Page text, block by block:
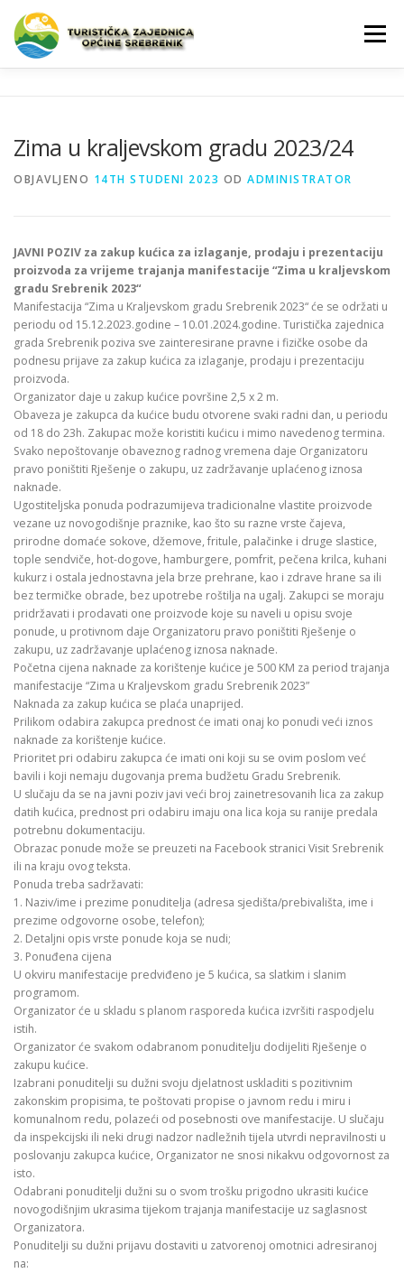
Preskoči na sadržaj
Izbornik
Zima u kraljevskom gradu 2023/24
OBJAVLJENO 14TH STUDENI 2023 OD ADMINISTRATOR
JAVNI POZIV za zakup kućica za izlaganje, prodaju i prezentaciju
proizvoda za vrijeme trajanja manifestacije “Zima u kraljevskom
gradu Srebrenik 2023“
Manifestacija “Zima u Kraljevskom gradu Srebrenik 2023“ će se održati u
periodu od 15.12.2023.godine – 10.01.2024.godine. Turistička zajednica
grada Srebrenik poziva sve zainteresirane pravne i fizičke osobe da
podnesu prijave za zakup kućica za izlaganje, prodaju i prezentaciju
proizvoda.
Organizator daje u zakup kućice površine 2,5 x 2 m.
Obaveza je zakupca da kućice budu otvorene svaki radni dan, u periodu
od 18 do 23h. Zakupac može koristiti kućicu i mimo navedenog termina.
Svako nepoštovanje obaveznog radnog vremena daje Organizatoru
pravo poništiti Rješenje o zakupu, uz zadržavanje uplaćenog iznosa
naknade.
Ugostiteljska ponuda podrazumijeva tradicionalne vlastite proizvode
vezane uz novogodišnje praznike, kao što su razne vrste čajeva,
prirodne domaće sokove, džemove, fritule, palačinke i druge slastice,
tople sendviče, hot-dogove, hamburgere, pomfrit, pečena krilca, kuhani
kukurz i ostala jednostavna jela brze prehrane, kao i zdrave hrane sa ili
bez termičke obrade, bez upotrebe roštilja na ugalj. Zakupci se moraju
pridržavati i prodavati one proizvode koje su naveli u opisu svoje
ponude, u protivnom daje Organizatoru pravo poništiti Rješenje o
zakupu, uz zadržavanje uplaćenog iznosa naknade.
Početna cijena naknade za korištenje kućice je 500 KM za period trajanja
manifestacije “Zima u Kraljevskom gradu Srebrenik 2023”
Naknada za zakup kućica se plaća unaprijed.
Prilikom odabira zakupca prednost će imati onaj ko ponudi veći iznos
naknade za korištenje kućice.
Prioritet pri odabiru zakupca će imati oni koji su se ovim poslom već
bavili i koji nemaju dugovanja prema budžetu Gradu Srebrenik.
U slučaju da se na javni poziv javi veći broj zainetresovanih lica za zakup
datih kućica, prednost pri odabiru imaju ona lica koja su ranije predala
potrebnu dokumentaciju.
Obrazac ponude može se preuzeti na Facebook stranici Visit Srebrenik
ili na kraju ovog teksta.
Ponuda treba sadržavati:
1. Naziv/ime i prezime ponuditelja (adresa sjedišta/prebivališta, ime i
prezime odgovorne osobe, telefon);
2. Detaljni opis vrste ponude koja se nudi;
3. Ponuđena cijena
U okviru manifestacije predviđeno je 5 kućica, sa slatkim i slanim
programom.
Organizator će u skladu s planom rasporeda kućica izvršiti raspodjelu
istih.
Organizator će svakom odabranom ponuditelju dodijeliti Rješenje o
zakupu kućice.
Izabrani ponuditelji su dužni svoju djelatnost uskladiti s pozitivnim
zakonskim propisima, te poštovati propise o javnom redu i miru i
komunalnom redu, polazeći od posebnosti ove manifestacije. U slučaju
da inspekcijski ili neki drugi nadzor nadležnih tijela utvrdi nepravilnosti u
poslovanju zakupca kućice, Organizator ne snosi nikakvu odgovornost za
isto.
Odabrani ponuditelji dužni su o svom trošku prigodno ukrasiti kućice
novogodišnjim ukrasima tijekom trajanja manifestacije uz saglasnost
Organizatora.
Ponuditelji su dužni prijavu dostaviti u zatvorenoj omotnici adresiranoj
na: